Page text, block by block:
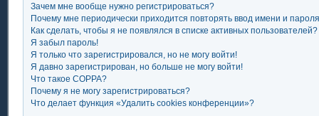
Зачем мне вообще нужно регистрироваться?
Почему мне периодически приходится повторять ввод имени и
Как сделать, чтобы я не появлялся в списке активных пользователей?
Я забыл пароль!
Я только что зарегистрировался, но не могу войти!
Я давно зарегистрирован, но больше не могу войти!
Что такое COPPA?
Почему я не могу зарегистрироваться?
Что делает функция «Удалить cookies конференции»?